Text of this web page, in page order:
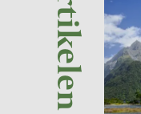
Artikelen